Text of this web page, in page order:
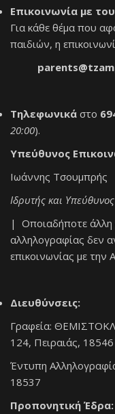
Επικοινωνία με
Για κάθε θέμα που
παιδιών, η
Τηλεφωνικά στο
20:00).
Υπεύθυνος
Ιωάννης Τσουμπρής
Ιδρυτής και
| Οποιαδήποτε άλλη
αλληλογραφίας δεν
επικοινωνίας με
Διευθύνσεις:
Γραφεία:
124, Πειραιάς, 18546
Έντυπη
18537
Προπονητική Έδρα: